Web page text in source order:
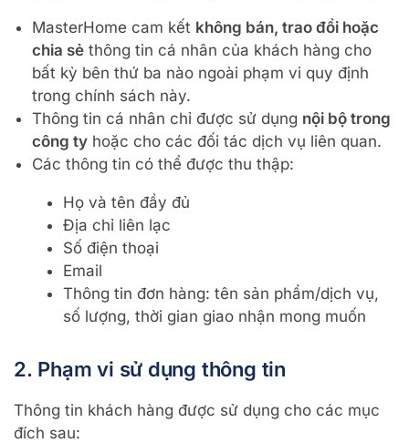
MasterHome cam kết không bán, trao đổi hoặc
chia sẻ thông tin cá nhân của khách hàng cho
bất kỳ bên thứ ba nào ngoài phạm vi quy định
trong chính sách này.
Thông tin cá nhân chỉ được sử dụng nội bộ trong
công ty hoặc cho các đối tác dịch vụ liên quan.
Các thông tin có thể được thu thập:
Họ và tên đầy đủ
Địa chỉ liên lạc
Số điện thoại
Email
Thông tin đơn hàng: tên sản phẩm/dịch vụ,
số lượng, thời gian giao nhận mong muốn
2. Phạm vi sử dụng thông tin
Thông tin khách hàng được sử dụng cho các mục
đích sau: